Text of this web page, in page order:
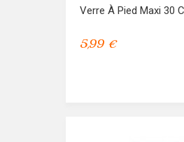
Verre À Pied Maxi 30
5,99 €